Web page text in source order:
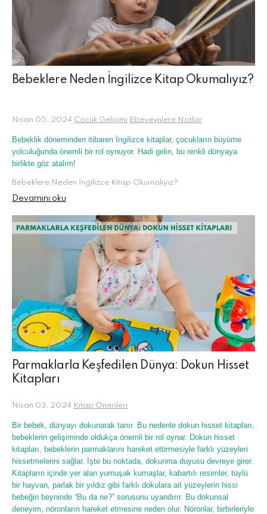
Bebeklere Neden İngilizce Kitap Okumalıyız?
Nisan 05, 2024 Çocuk Gelişimi Ebeveynlere Notlar
Bebeklik döneminden itibaren İngilizce kitaplar, çocukların büyüme
yolculuğunda önemli bir rol oynuyor. Hadi gelin, bu renkli dünyaya
birlikte göz atalım!
Bebeklere Neden İngilizce Kitap Okumalıyız?
Devamını oku
Parmaklarla Keşfedilen Dünya: Dokun Hisset
Kitapları
Nisan 03, 2024 Kitap Önerileri
Bir bebek, dünyayı dokunarak tanır. Bu nedenle dokun hisset kitapları,
bebeklerin gelişiminde oldukça önemli bir rol oynar. Dokun hisset
kitapları, bebeklerin parmaklarını hareket ettirmesiyle farklı yüzeyleri
hissetmelerini sağlar. İşte bu noktada, dokunma duyusu devreye girer.
Kitapların içinde yer alan yumuşak kumaşlar, kabartılı resimler, tüylü
bir hayvan, parlak bir yıldız gibi farklı dokulara ait yüzeylerin hissi
bebeğin beyninde “Bu da ne?” sorusunu uyandırır. Bu dokunsal
deneyim, nöronların hareket etmesine neden olur. Nöronlar, birbirleriyle